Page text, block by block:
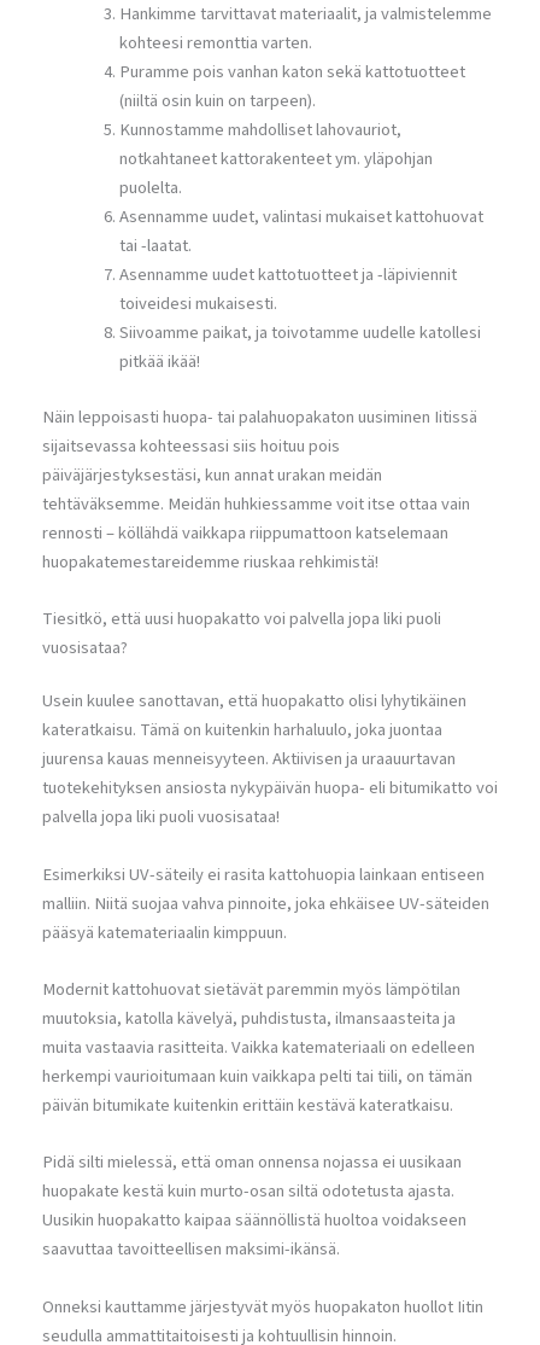
Hankimme tarvittavat materiaalit, ja valmistelemme
kohteesi remonttia varten.
Puramme pois vanhan katon sekä kattotuotteet
(niiltä osin kuin on tarpeen).
Kunnostamme mahdolliset lahovauriot,
notkahtaneet kattorakenteet ym. yläpohjan
puolelta.
Asennamme uudet, valintasi mukaiset kattohuovat
tai -laatat.
Asennamme uudet kattotuotteet ja -läpiviennit
toiveidesi mukaisesti.
Siivoamme paikat, ja toivotamme uudelle katollesi
pitkää ikää!
Näin leppoisasti huopa- tai palahuopakaton uusiminen Iitissä
sijaitsevassa kohteessasi siis hoituu pois
päiväjärjestyksestäsi, kun annat urakan meidän
tehtäväksemme. Meidän huhkiessamme voit itse ottaa vain
rennosti – köllähdä vaikkapa riippumattoon katselemaan
huopakatemestareidemme riuskaa rehkimistä!
Tiesitkö, että uusi huopakatto voi palvella jopa liki puoli
vuosisataa?
Usein kuulee sanottavan, että huopakatto olisi lyhytikäinen
kateratkaisu. Tämä on kuitenkin harhaluulo, joka juontaa
juurensa kauas menneisyyteen. Aktiivisen ja uraauurtavan
tuotekehityksen ansiosta nykypäivän huopa- eli bitumikatto voi
palvella jopa liki puoli vuosisataa!
Esimerkiksi UV-säteily ei rasita kattohuopia lainkaan entiseen
malliin. Niitä suojaa vahva pinnoite, joka ehkäisee UV-säteiden
pääsyä katemateriaalin kimppuun.
Modernit kattohuovat sietävät paremmin myös lämpötilan
muutoksia, katolla kävelyä, puhdistusta, ilmansaasteita ja
muita vastaavia rasitteita. Vaikka katemateriaali on edelleen
herkempi vaurioitumaan kuin vaikkapa pelti tai tiili, on tämän
päivän bitumikate kuitenkin erittäin kestävä kateratkaisu.
Pidä silti mielessä, että oman onnensa nojassa ei uusikaan
huopakate kestä kuin murto-osan siltä odotetusta ajasta.
Uusikin huopakatto kaipaa säännöllistä huoltoa voidakseen
saavuttaa tavoitteellisen maksimi-ikänsä.
Onneksi kauttamme järjestyvät myös huopakaton huollot Iitin
seudulla ammattitaitoisesti ja kohtuullisin hinnoin.